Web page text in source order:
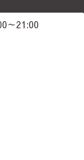
～21:00